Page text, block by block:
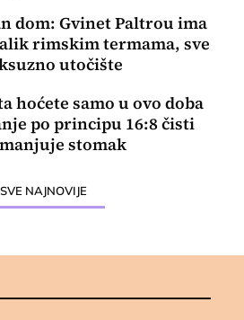
dom: Gvinet Paltrou ima
rimskim termama, sve
utočište
hoćete samo u ovo doba
po principu 16:8 čisti
stomak
SVE NAJNOVIJE